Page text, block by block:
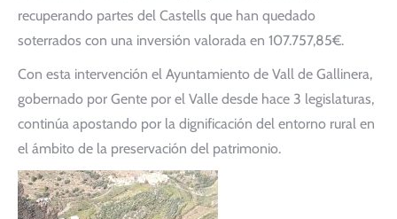
recuperando partes del Castells que han quedado
soterrados con una inversión valorada en 107.757,85€.
Con esta intervención el Ayuntamiento de Vall de Gallinera,
gobernado por Gente por el Valle desde hace 3 legislaturas,
continúa apostando por la dignificación del entorno rural en
el ámbito de la preservación del patrimonio.